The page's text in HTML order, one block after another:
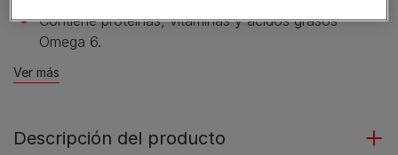
Contiene proteínas, vitaminas y ácidos grasos
Omega 6.
Ver más
Descripción del producto